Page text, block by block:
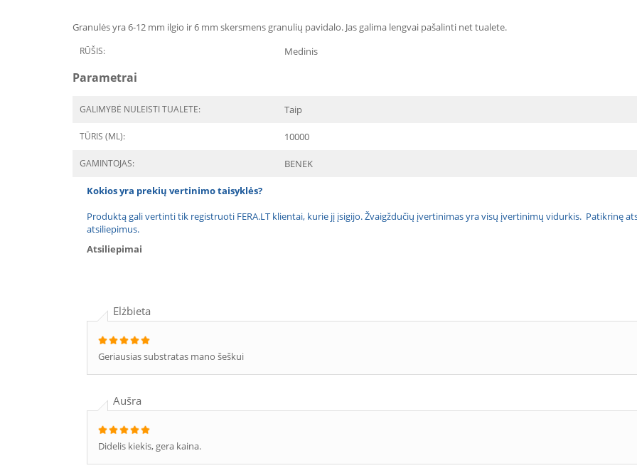
Granulės yra 6-12 mm ilgio ir 6 mm skersmens granulių pavidalo. Jas galima lengvai pašalinti net tualete.
RŪŠIS: Medinis
Parametrai
GALIMYBĖ NULEISTI TUALETE: Taip
TŪRIS (ML): 10000
GAMINTOJAS: BENEK
Kokios yra prekių vertinimo taisyklės?
Produktą gali vertinti tik registruoti FERA.LT klientai, kurie jį įsigijo. Žvaigždučių įvertinimas yra visų įvertinimų vidurkis. Patikrinę
atsiliepimus.
Atsiliepimai
Elżbieta
Geriausias substratas mano šeškui
Aušra
Didelis kiekis, gera kaina.